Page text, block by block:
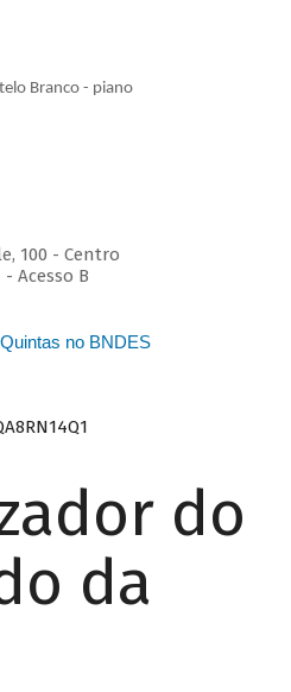
Branco - piano
100 - Centro
Acesso B
no BNDES
do
da